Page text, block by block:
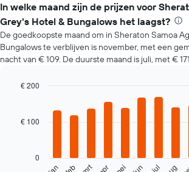
In welke maand zijn de prijzen voor
Grey's Hotel & Bungalows het laagst?
De goedkoopste maand om in Sheraton Samoa
Bungalows te verblijven is november, met een
nacht van € 109. De duurste maand is juli, met €
with
12
feb mrt jul
0
€ 100
€ 200